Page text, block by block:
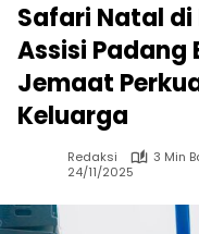
Safari Natal di
Assisi Padang
Jemaat
Keluarga
Redaksi
3 Min
24/11/2025